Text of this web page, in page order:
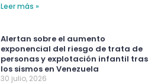
Leer más »
Alertan sobre el aumento
exponencial del riesgo de trata de
personas y explotación infantil tras
los sismos en Venezuela
30 julio, 2026